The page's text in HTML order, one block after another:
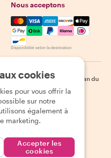
Nous acceptons
Mastercard, Visa, Amex,
Disponibilité selon la destination
confidentialité | Cookies
Plan du
site
cookies
pour vous offrir la
sur notre
également à
marketing.
Accepter les
cookies